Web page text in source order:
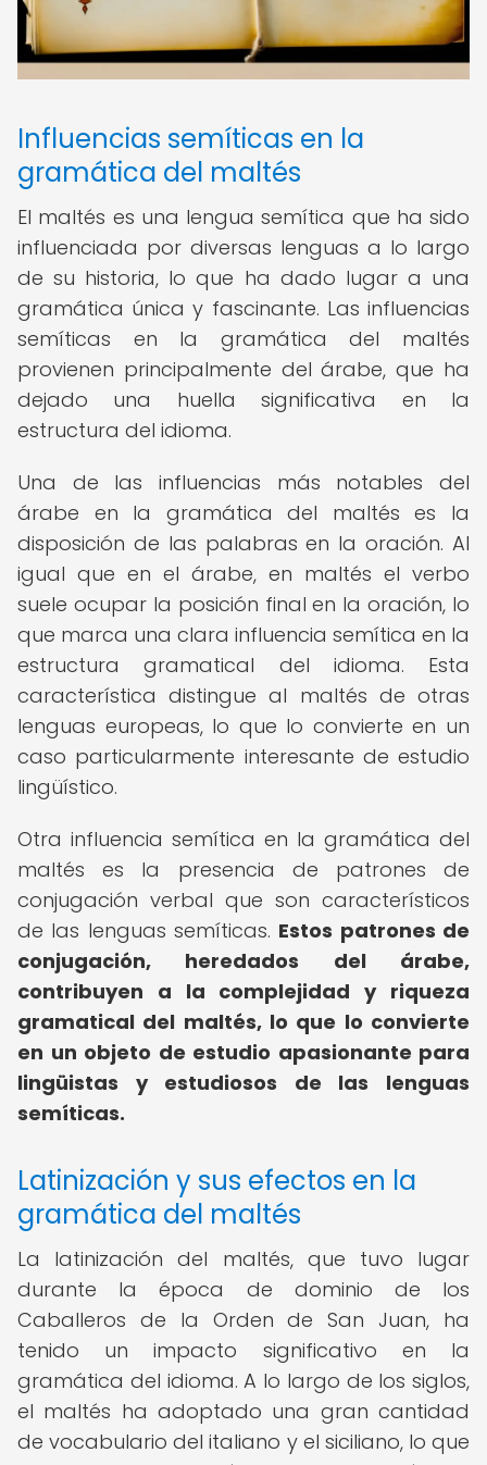
Influencias semíticas en la
gramática del maltés
El maltés es una lengua semítica que ha sido
influenciada por diversas lenguas a lo largo
de su historia, lo que ha dado lugar a una
gramática única y fascinante. Las influencias
semíticas en la gramática del maltés
provienen principalmente del árabe, que ha
dejado una huella significativa en la
estructura del idioma.
Una de las influencias más notables del
árabe en la gramática del maltés es la
disposición de las palabras en la oración. Al
igual que en el árabe, en maltés el verbo
suele ocupar la posición final en la oración, lo
que marca una clara influencia semítica en la
estructura gramatical del idioma. Esta
característica distingue al maltés de otras
lenguas europeas, lo que lo convierte en un
caso particularmente interesante de estudio
lingüístico.
Otra influencia semítica en la gramática del
maltés es la presencia de patrones de
conjugación verbal que son característicos
de las lenguas semíticas. Estos patrones de
conjugación, heredados del árabe,
contribuyen a la complejidad y riqueza
gramatical del maltés, lo que lo convierte
en un objeto de estudio apasionante para
lingüistas y estudiosos de las lenguas
semíticas.
Latinización y sus efectos en la
gramática del maltés
La latinización del maltés, que tuvo lugar
durante la época de dominio de los
Caballeros de la Orden de San Juan, ha
tenido un impacto significativo en la
gramática del idioma. A lo largo de los siglos,
el maltés ha adoptado una gran cantidad
de vocabulario del italiano y el siciliano, lo que